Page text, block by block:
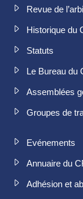
Revue de
Historique du
Statuts
Le Bureau du
Assemblées
Groupes de
Evénements
Annuaire du
Adhésion et